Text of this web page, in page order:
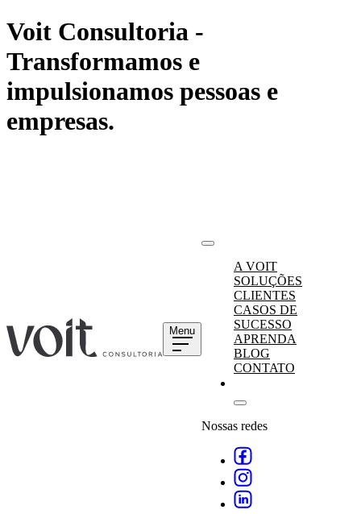
Voit Consultoria -
Transformamos e
impulsionamos pessoas e
empresas.
Menu
A VOIT
SOLUÇÕES
CLIENTES
CASOS DE
SUCESSO
APRENDA
BLOG
CONTATO
Nossas redes